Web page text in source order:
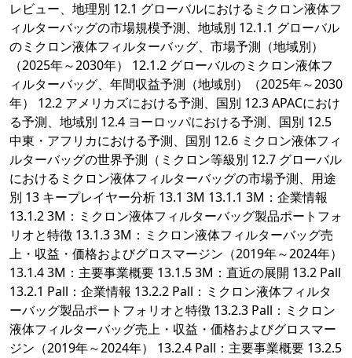
レビュー、地理別 12.1 グローバルにおけるミクロン液体フ
ィルターバッグの市場規模予測、地域別 12.1.1 グローバル
のミクロン液体フィルターバッグ、市場予測（地域別）
（2025年～2030年） 12.1.2 グローバルのミクロン液体フ
ィルターバッグ、年間収益予測（地域別）（2025年～2030
年） 12.2 アメリカズにおける予測、国別 12.3 APACにおけ
る予測、地域別 12.4 ヨーロッパにおける予測、国別 12.5
中東・アフリカにおける予測、国別 12.6 ミクロン液体フィ
ルターバッグの世界予測（ミクロン等級別 12.7 グローバル
におけるミクロン液体フィルターバッグの市場予測、用途
別 13 キープレイヤー分析 13.1 3M 13.1.1 3M：企業情報
13.1.2 3M：ミクロン液体フィルターバッグ製品ポートフォ
リオと特徴 13.1.3 3M：ミクロン液体フィルターバッグ売
上・収益・価格およびグロスマージン（2019年～2024年）
13.1.4 3M：主要事業概要 13.1.5 3M：直近の展開 13.2 Pall
13.2.1 Pall：企業情報 13.2.2 Pall：ミクロン液体フィルタ
ーバッグ製品ポートフォリオと特徴 13.2.3 Pall：ミクロン
液体フィルターバッグ売上・収益・価格およびグロスマー
ジン（2019年～2024年） 13.2.4 Pall：主要事業概要 13.2.5